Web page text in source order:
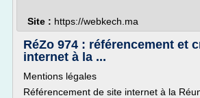
Site : https://webkech.ma
RéZo 974 : référencement et
internet à la ...
Mentions légales
Référencement de site internet à la